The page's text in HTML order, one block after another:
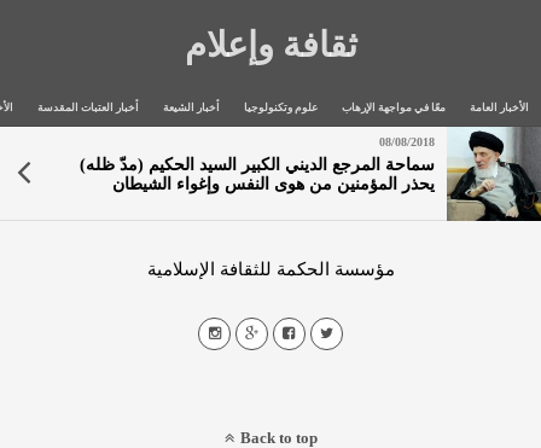
ثقافة وإعلام
الأخبار العامة معًا في مواجهة الإرهاب علوم وتكنولوجيا أخبار الشيعة أخبار العتبات المقدسة
08/08/2018
سماحة المرجع الديني الكبير السيد الحكيم (مدّ ظله)
يحذر المؤمنين من هوى النفس وإغواء الشيطان
الموازين الشرعية وبالصدق والأمانة
مؤسسة الحكمة للثقافة الإسلامية
Back to top